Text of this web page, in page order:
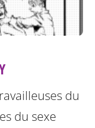
du
du sexe